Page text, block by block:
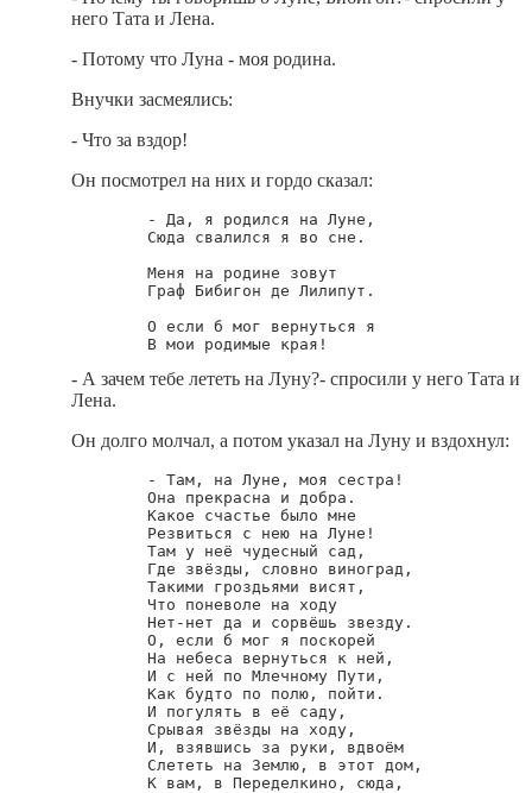
него Тата и Лена.
- Потому что Луна - моя родина.
Внучки засмеялись:
- Что за вздор!
Он посмотрел на них и гордо сказал:
        - Да, я родился на Луне,
        Сюда свалился я во сне.
        Меня на родине зовут
        Граф Бибигон де Лилипут.
        О если б мог вернуться я
- А зачем тебе лететь на Луну?- спросили у него Тата и
Лена.
Он долго молчал, а потом указал на Луну и вздохнул:
        - Там, на Луне, моя сестра!
        Она прекрасна и добра.
        Какое счастье было мне
        Резвиться с нею на Луне!
        Там у неё чудесный сад,
        Где звёзды, словно виноград,
        Такими гроздьями висят,
        Что поневоле на ходу
        Нет-нет да и сорвёшь звезду.
        О, если б мог я поскорей
        На небеса вернуться к ней,
        И с ней по Млечному Пути,
        Как будто по полю, пойти.
        И погулять в её саду,
        Срывая звёзды на ходу,
        И, взявшись за руки, вдвоём
        Слететь на Землю, в этот дом,
        К вам, в Переделкино, сюда,